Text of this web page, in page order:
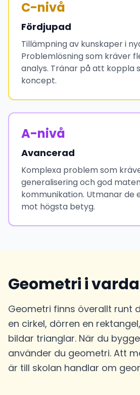
C-nivå
Fördjupad
Tillämpning av kunskaper i
Problemlösning som kräver
analys. Tränar på att koppla
koncept.
A-nivå
Avancerad
Komplexa problem som
generalisering och god
kommunikation. Utmanar de
mot högsta betyg.
Geometri i
Geometri finns överallt runt
en cirkel, dörren en
bildar trianglar. När du
använder du geometri. Att
är till skolan handlar om